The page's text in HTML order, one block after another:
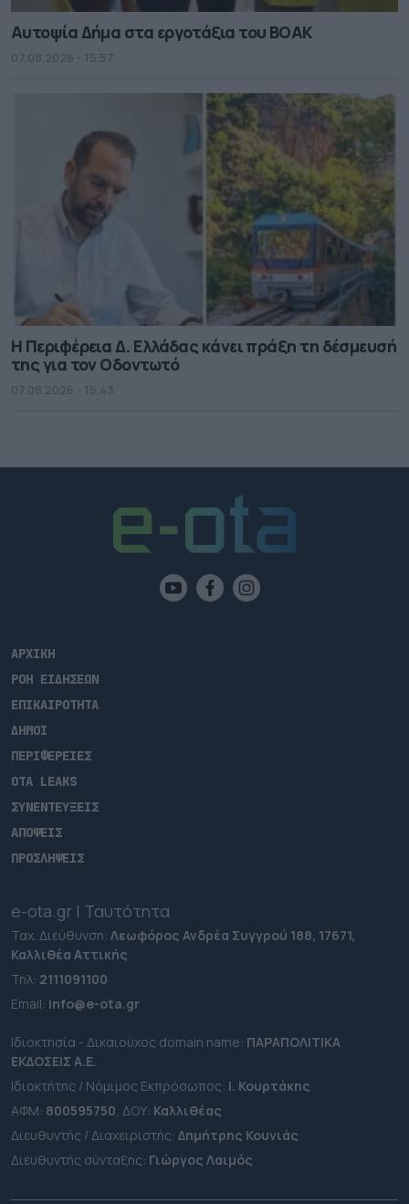
Αυτοψία Δήμα στα εργοτάξια του ΒΟΑΚ
07.08.2026 - 15.57
Η Περιφέρεια Δ. Ελλάδας κάνει πράξη τη δέσμευσή
της για τον Οδοντωτό
07.08.2026 - 15.43
ΑΡΧΙΚΗ
ΡΟΗ ΕΙΔΗΣΕΩΝ
ΕΠΙΚΑΙΡΟΤΗΤΑ
ΔΗΜΟΙ
ΠΕΡΙΦΕΡΕΙΕΣ
OTA LEAKS
ΣΥΝΕΝΤΕΥΞΕΙΣ
ΑΠΟΨΕΙΣ
ΠΡΟΣΛΗΨΕΙΣ
e-ota.gr | Ταυτότητα
Ταχ. Διεύθυνση: Λεωφόρος Ανδρέα Συγγρού 188, 17671,
Καλλιθέα Αττικής
Τηλ: 2111091100
Εmail: info@e-ota.gr
Ιδιοκτησία - Δικαιούχος domain name: ΠΑΡΑΠΟΛΙΤΙΚΑ
ΕΚΔΟΣΕΙΣ A.E.
Ιδιοκτήτης / Νόμιμος Εκπρόσωπος: Ι. Κουρτάκης
ΑΦΜ: 800595750, ΔΟΥ: Καλλιθέας
Διευθυντής / Διαχειριστής: Δημήτρης Κουνιάς
Διευθυντής σύνταξης: Γιώργος Λαιμός